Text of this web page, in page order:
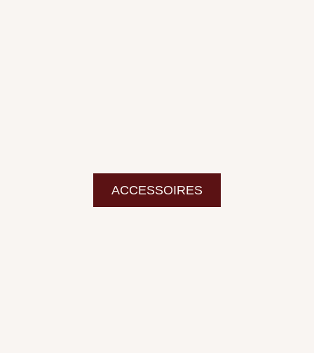
ACCESSOIRES